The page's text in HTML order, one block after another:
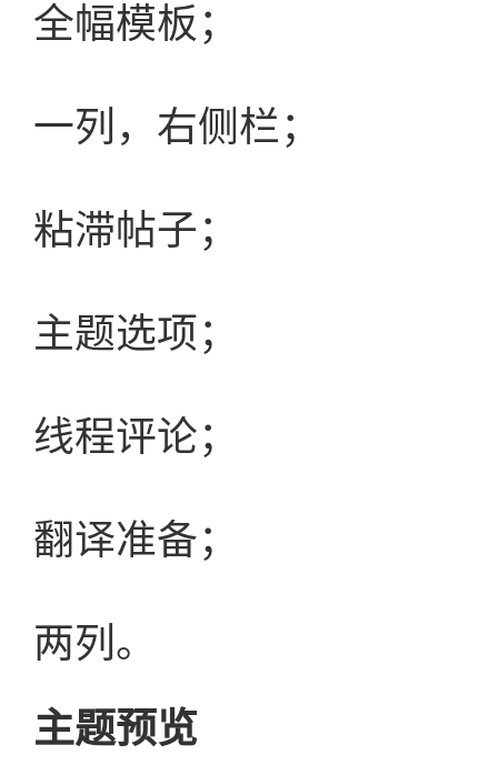
全幅模板；
一列，右侧栏；
粘滞帖子；
主题选项；
线程评论；
翻译准备；
两列。
主题预览